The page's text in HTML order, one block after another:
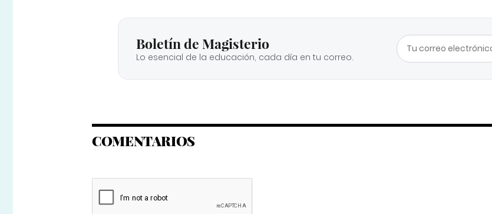
Boletín de Magisterio
Lo esencial de la educación, cada día en tu correo.
COMENTARIOS